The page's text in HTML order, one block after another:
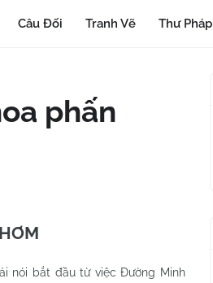
Câu Đối Tranh Vẽ Thư Pháp
phấn
nói bắt đầu từ việc Đường Minh